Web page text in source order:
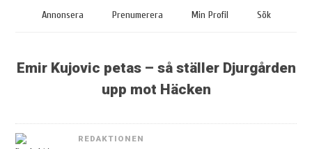
Annonsera Prenumerera Min Profil Sök
Emir Kujovic petas – så ställer Djurgården
upp mot Häcken
REDAKTIONEN